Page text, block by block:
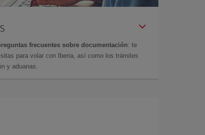
frecuentes sobre documentación: te
para volar con Iberia, así como los trámites
y aduanas.